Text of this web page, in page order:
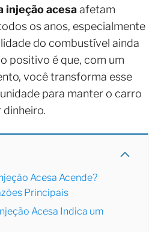
injeção acesaafetam
os anos, especialmente
do combustível ainda
positivo é que, com um
você transforma esse
para manter o carro
dinheiro.
Acesa Acende?
Principais
Acesa Indica um